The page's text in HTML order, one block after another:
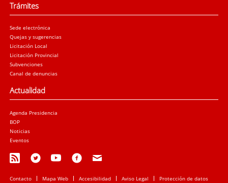
Trámites
Sede electrónica
Quejas y sugerencias
Licitación Local
Licitación Provincial
Subvenciones
Canal de denuncias
Actualidad
Agenda Presidencia
BOP
Noticias
Eventos
Contacto Mapa Web Accesibilidad Aviso Legal Protección de datos